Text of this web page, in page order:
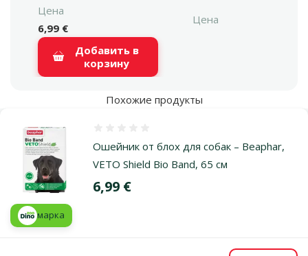
Цена
6,99 €
Цена
Добавить в
корзину
Похожие продукты
Ошейник от блох для собак – Beaphar,
VETO Shield Bio Band, 65 см
Цена
6,99 €
марка